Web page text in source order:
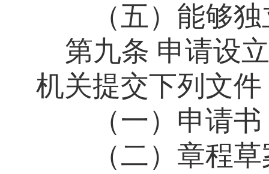
（五）能够独
第九条 申请设
机关提交下列文件
（一）申请书
（二）章程草